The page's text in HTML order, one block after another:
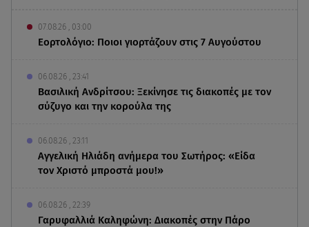
07.08.26 , 03:00
Εορτολόγιο: Ποιοι γιορτάζουν στις 7 Αυγούστου
06.08.26 , 23:41
Βασιλική Ανδρίτσου: Ξεκίνησε τις διακοπές με τον
σύζυγο και την κορούλα της
06.08.26 , 23:11
Αγγελική Ηλιάδη ανήμερα του Σωτήρος: «Είδα
τον Χριστό μπροστά μου!»
06.08.26 , 22:39
Γαρυφαλλιά Καληφώνη: Διακοπές στην Πάρο